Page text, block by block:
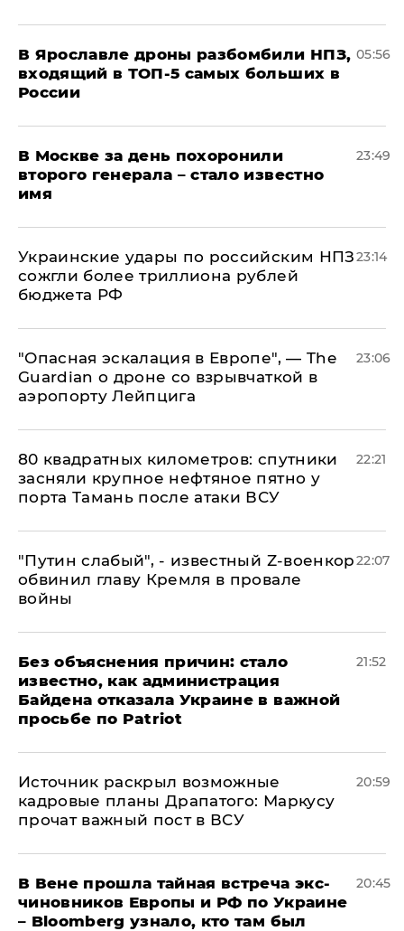
В Ярославле дроны разбомбили НПЗ,
входящий в ТОП-5 самых больших в
России
05:56
В Москве за день похоронили
второго генерала – стало известно
имя
23:49
Украинские удары по российским НПЗ
сожгли более триллиона рублей
бюджета РФ
23:14
"Опасная эскалация в Европе", — The
Guardian о дроне со взрывчаткой в
аэропорту Лейпцига
23:06
80 квадратных километров: спутники
засняли крупное нефтяное пятно у
порта Тамань после атаки ВСУ
22:21
​"Путин слабый", - известный Z-военкор
обвинил главу Кремля в провале
войны
22:07
Без объяснения причин: стало
известно, как администрация
Байдена отказала Украине в важной
просьбе по Patriot
21:52
​Источник раскрыл возможные
кадровые планы Драпатого: Маркусу
прочат важный пост в ВСУ
20:59
В Вене прошла тайная встреча экс-
чиновников Европы и РФ по Украине
– Bloomberg узнало, кто там был
20:45